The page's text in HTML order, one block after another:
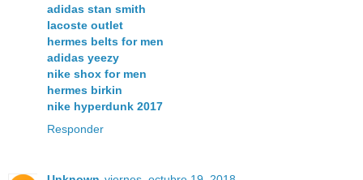
adidas stan smith
lacoste outlet
hermes belts for men
adidas yeezy
nike shox for men
hermes birkin
nike hyperdunk 2017
Responder